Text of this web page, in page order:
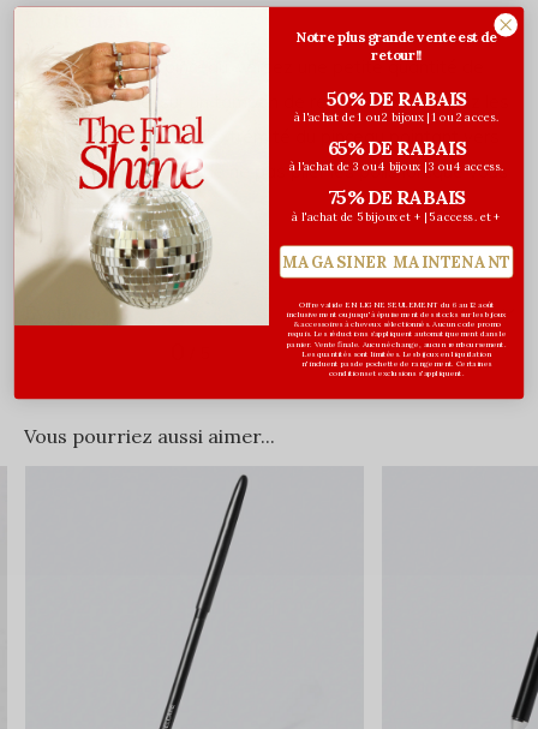
Pour nettoyer le pinceau, versez une petite quantité de
dissolvant à gel sur un tampon de retouche et essuyez les
poils en glissant vers l’extrémité du pinceau pointant vers
le bas. Assurez-vous de ne pas plier les poils lorsque vous
remettez le capuchon.
Évaluations
Vous pourriez aussi aimer...
Notre plus grande vente est de
retour!!
50% DE RABAIS
à l'achat de 1 ou 2 bijoux | 1 ou 2 acces.
65% DE RABAIS
à l'achat de 3 ou 4 bijoux | 3 ou 4 access.
75% DE RABAIS
à l'achat de 5 bijoux et + | 5 access. et +
MAGASINER MAINTENANT
Offre valide EN LIGNE SEULEMENT du 6 au 12 août
inclusivement ou jusqu'à épuisement des stocks sur les bijoux
& accessoires à cheveux sélectionnés. Aucun code promo
requis. Les réductions s’appliquent automatiquement dans le
panier. Vente finale. Aucun échange, aucun remboursement.
Les quantités sont limitées. Les bijoux en liquidation
n'incluent pas de pochette de rangement. Certaines
conditions et exclusions s'appliquent.